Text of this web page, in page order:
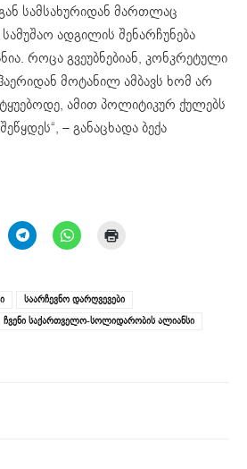
სამსახურიდან მართლაც
სამუშაო ადგილის შენარჩუნება
როცა გვეუბნებიან, კონკრეტული
მოტანილ ამბავს ხომ არ
ამით პოლიტიკურ ქულებს
– განაცხადა ბექა
Click
to
(Opens
in
new
window)
Click
to
(Opens
in
new
window)
window)
საარჩევნო დარღვევები
ჩვენი საქართველო-სოლიდარობის ალიანსი